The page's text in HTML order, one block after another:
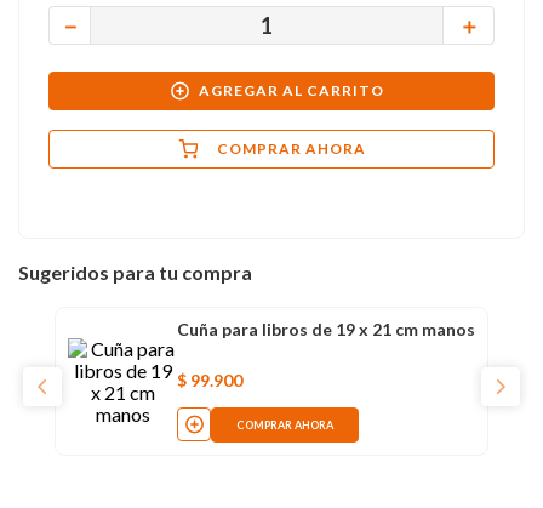
＋
－
AGREGAR AL CARRITO
COMPRAR AHORA
Sugeridos para tu compra
Cuña para libros de 19 x 21 cm manos
$ 99.900
COMPRAR AHORA